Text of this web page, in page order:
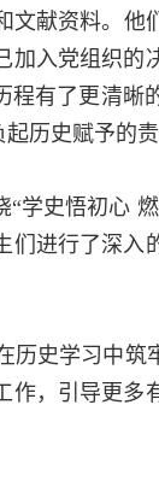
献资料。他
入党组织的
有了更清晰
历史赋予的
学史悟初心
进行了深入
历史学习中
，引导更多